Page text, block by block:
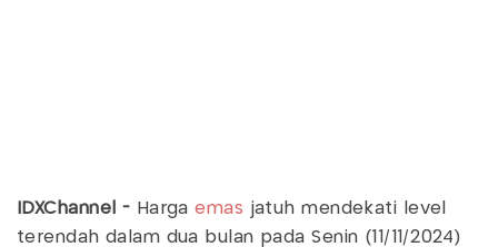
IDXChannel - Hargaemas jatuh mendekati level
terendah dalam dua bulan pada Senin (11/11/2024)